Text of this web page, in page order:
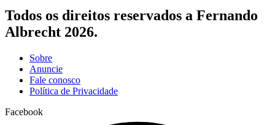
Todos os direitos reservados a Fernando
Albrecht 2026.
Sobre
Anuncie
Fale conosco
Política de Privacidade
Facebook